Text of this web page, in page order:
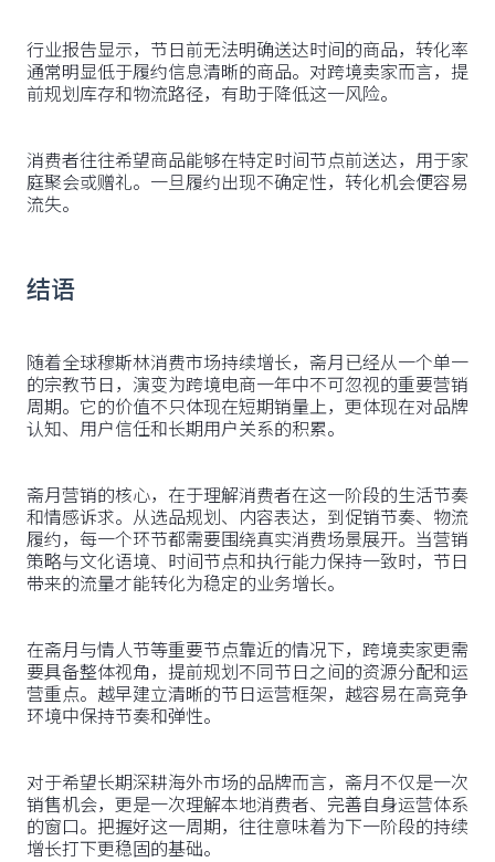
行业报告显示，节日前无法明确送达时间的商品，转化率
通常明显低于履约信息清晰的商品。对跨境卖家而言，提
前规划库存和物流路径，有助于降低这一风险。
消费者往往希望商品能够在特定时间节点前送达，用于家
庭聚会或赠礼。一旦履约出现不确定性，转化机会便容易
流失。
结语
随着全球穆斯林消费市场持续增长，斋月已经从一个单一
的宗教节日，演变为跨境电商一年中不可忽视的重要营销
周期。它的价值不只体现在短期销量上，更体现在对品牌
认知、用户信任和长期用户关系的积累。
斋月营销的核心，在于理解消费者在这一阶段的生活节奏
和情感诉求。从选品规划、内容表达，到促销节奏、物流
履约，每一个环节都需要围绕真实消费场景展开。当营销
策略与文化语境、时间节点和执行能力保持一致时，节日
带来的流量才能转化为稳定的业务增长。
在斋月与情人节等重要节点靠近的情况下，跨境卖家更需
要具备整体视角，提前规划不同节日之间的资源分配和运
营重点。越早建立清晰的节日运营框架，越容易在高竞争
环境中保持节奏和弹性。
对于希望长期深耕海外市场的品牌而言，斋月不仅是一次
销售机会，更是一次理解本地消费者、完善自身运营体系
的窗口。把握好这一周期，往往意味着为下一阶段的持续
增长打下更稳固的基础。